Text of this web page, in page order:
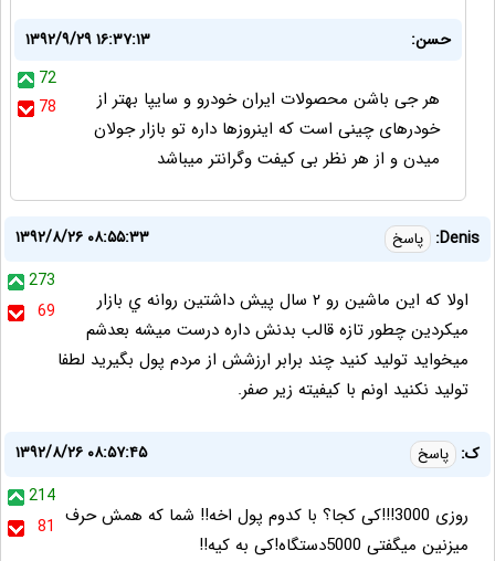
حسن:
۱۳۹۲/۹/۲۹ ۱۶:۳۷:۱۳
72
78
هر جی باشن محصولات ایران خودرو و سایپا بهتر از
خودرهای چینی است که اینروزها داره تو بازار جولان
میدن و از هر نظر بی کیفت وگرانتر میباشد
Denis: پاسخ
۱۳۹۲/۸/۲۶ ۰۸:۵۵:۳۳
273
69
اولا كه اين ماشين رو ٢ سال پيش داشتين روانه ي بازار
ميكردين چطور تازه قالب بدنش داره درست ميشه بعدشم
ميخوايد توليد كنيد چند برابر ارزشش از مردم پول بگيريد لطفا
توليد نكنيد اونم با كيفيته زير صفر.
ک: پاسخ
۱۳۹۲/۸/۲۶ ۰۸:۵۷:۴۵
214
81 روزی 3000!!!کی کجا؟ با کدوم پول اخه!! شما که همش حرف
میزنین میگفتی 5000دستگاه!کی به کیه!!